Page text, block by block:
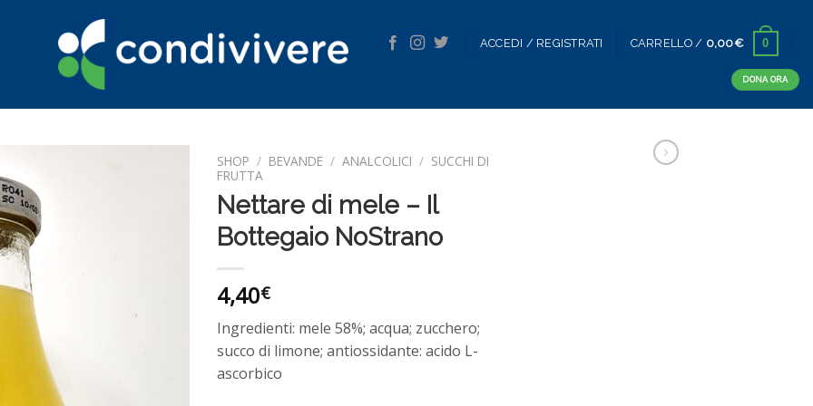
ACCEDI / REGISTRATI CARRELLO / 0,00€ 0
DONA ORA
SHOP / BEVANDE / ANALCOLICI / SUCCHI DI
FRUTTA
Nettare di mele – Il
Bottegaio NoStrano
4,40€
Ingredienti: mele 58%; acqua; zucchero;
succo di limone; antiossidante: acido L-
ascorbico